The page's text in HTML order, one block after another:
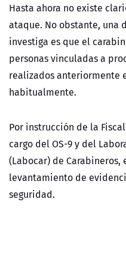
Hasta ahora no existe
ataque. No obstante, una
investiga es que el
personas vinculadas a
realizados anteriormente
habitualmente.
Por instrucción de la
cargo del OS-9 y del
(Labocar) de
levantamiento de
seguridad.